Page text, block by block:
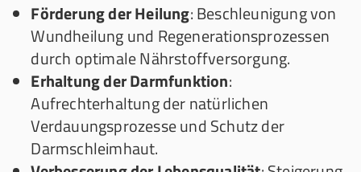
Förderung der Heilung: Beschleunigung von
Wundheilung und Regenerationsprozessen
durch optimale Nährstoffversorgung.
Erhaltung der Darmfunktion:
Aufrechterhaltung der natürlichen
Verdauungsprozesse und Schutz der
Darmschleimhaut.